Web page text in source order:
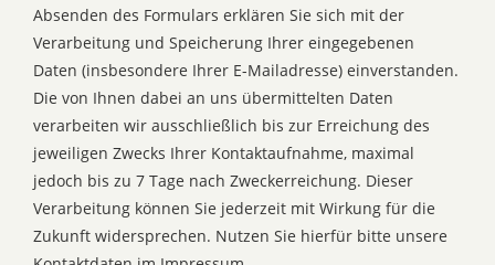
Absenden des Formulars erklären Sie sich mit der
Verarbeitung und Speicherung Ihrer eingegebenen
Daten (insbesondere Ihrer E-Mailadresse) einverstanden.
Die von Ihnen dabei an uns übermittelten Daten
verarbeiten wir ausschließlich bis zur Erreichung des
jeweiligen Zwecks Ihrer Kontaktaufnahme, maximal
jedoch bis zu 7 Tage nach Zweckerreichung. Dieser
Verarbeitung können Sie jederzeit mit Wirkung für die
Zukunft widersprechen. Nutzen Sie hierfür bitte unsere